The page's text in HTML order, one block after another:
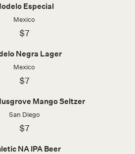
Especial
Mexico
$7
Negra Lager
Mexico
$7
Mango Seltzer
San Diego
$7
NA IPA Beer